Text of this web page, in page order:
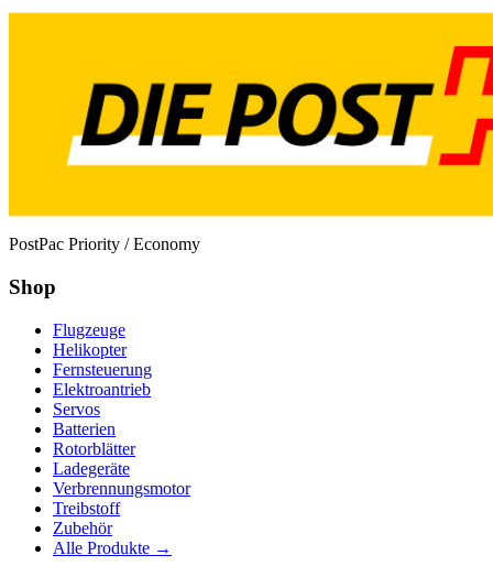
PostPac Priority / Economy
Shop
Flugzeuge
Helikopter
Fernsteuerung
Elektroantrieb
Servos
Batterien
Rotorblätter
Ladegeräte
Verbrennungsmotor
Treibstoff
Zubehör
Alle Produkte →